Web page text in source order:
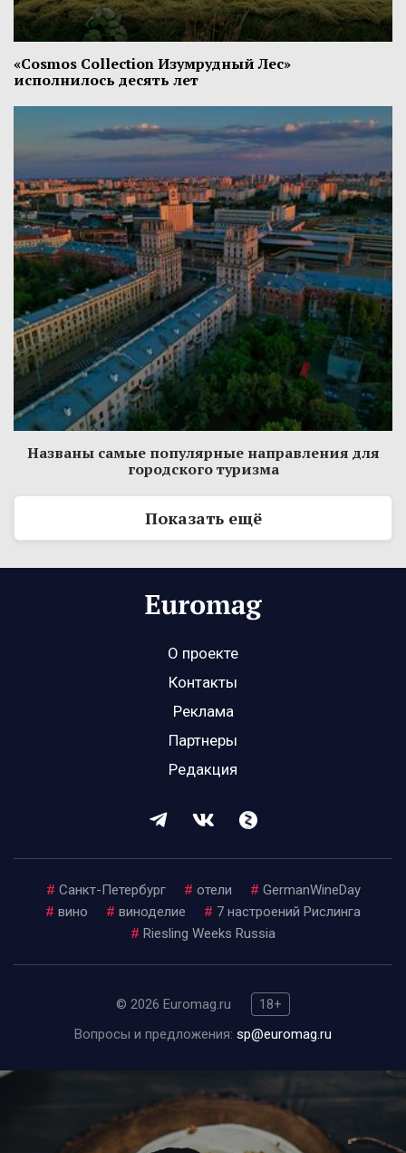
«Cosmos Collection Изумрудный Лес»
исполнилось десять лет
Названы самые популярные направления для
городского туризма
Показать ещё
О проекте
Контакты
Реклама
Партнеры
Редакция
# Санкт-Петербург # отели # GermanWineDay
# вино # виноделие # 7 настроений Рислинга
# Riesling Weeks Russia
© 2026 Euromag.ru
18+
Вопросы и предложения: sp@euromag.ru